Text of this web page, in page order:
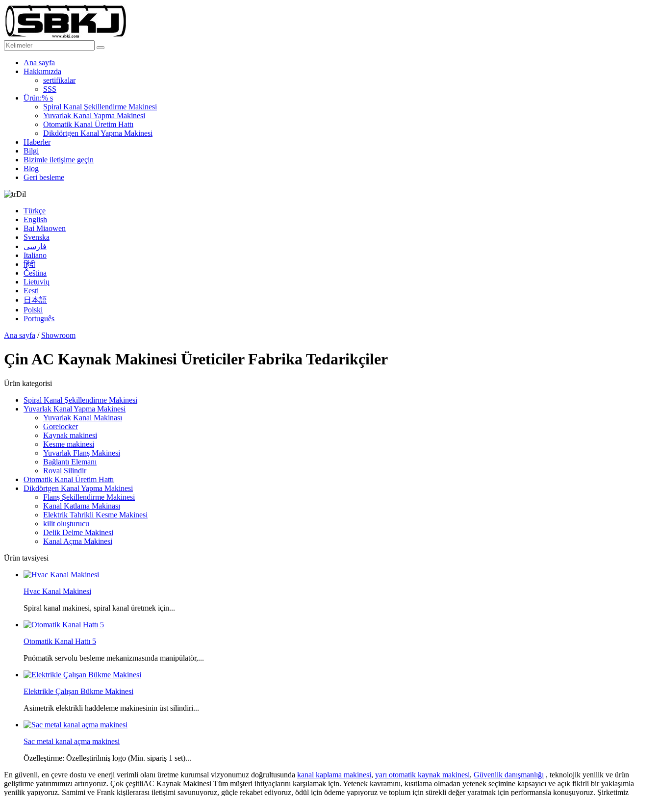
Ana sayfa
Hakkımızda
sertifikalar
SSS
Ürün:% s
Spiral Kanal Şekillendirme Makinesi
Yuvarlak Kanal Yapma Makinesi
Otomatik Kanal Üretim Hattı
Dikdörtgen Kanal Yapma Makinesi
Haberler
Bilgi
Bizimle iletişime geçin
Blog
Geri besleme
Dil
Türkçe
English
Bai Miaowen
Svenska
فارسی
Italiano
हिंदी
Čeština
Lietuvių
Eesti
日本語
Polski
Português
Ana sayfa / Showroom
Çin AC Kaynak Makinesi Üreticiler Fabrika Tedarikçiler
Ürün kategorisi
Spiral Kanal Şekillendirme Makinesi
Yuvarlak Kanal Yapma Makinesi
Yuvarlak Kanal Makinası
Gorelocker
Kaynak makinesi
Kesme makinesi
Yuvarlak Flanş Makinesi
Bağlantı Elemanı
Roval Silindir
Otomatik Kanal Üretim Hattı
Dikdörtgen Kanal Yapma Makinesi
Flanş Şekillendirme Makinesi
Kanal Katlama Makinası
Elektrik Tahrikli Kesme Makinesi
kilit oluşturucu
Delik Delme Makinesi
Kanal Açma Makinesi
Ürün tavsiyesi
Hvac Kanal Makinesi
Spiral kanal makinesi, spiral kanal üretmek için...
Otomatik Kanal Hattı 5
Pnömatik servolu besleme mekanizmasında manipülatör,...
Elektrikle Çalışan Bükme Makinesi
Asimetrik elektrikli haddeleme makinesinin üst silindiri...
Sac metal kanal açma makinesi
Özelleştirme: Özelleştirilmiş logo (Min. sipariş 1 set)...
En güvenli, en çevre dostu ve enerji verimli olanı üretme kurumsal vizyonumuz doğrultusunda kanal kaplama makinesi, yarı otomatik kaynak makinesi, Güvenlik danışmanlığı , teknolojik yenilik ve ürün
geliştirme yatırımımızı artırıyoruz. Çok çeşitliAC Kaynak Makinesi Tüm müşteri ihtiyaçlarını karşılamak için. Yetenek kavramını, kısıtlama olmadan yetenek seçimine kapsayıcı ve açık fikirli bir yaklaşımla
yenilik yapıyoruz. Samimi ve Frank kişilerarası iletişimi savunuyoruz, güçle rekabet ediyoruz, ödül için ödeme yapıyoruz ve toplum için sürekli değer yaratmak için performansla konuşuyoruz. Şirketimiz